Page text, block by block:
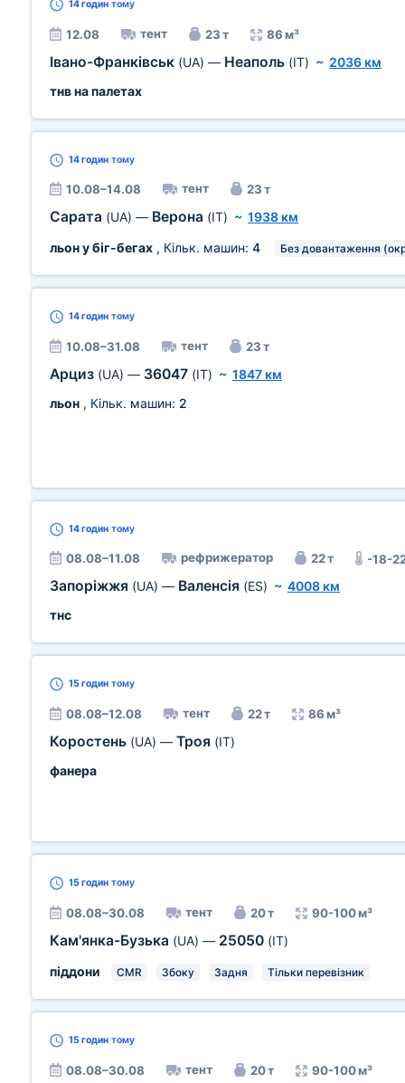
14 годин тому
12.08 тент 23 т 86 м³
Івано-Франківськ (UA) — Неаполь (IT) ~ 2036 км
тнв на палетах
14 годин тому
10.08–14.08 тент 23 т
Сарата (UA) — Верона (IT) ~ 1938 км
льон у біг-бегах , Кільк. машин: 4 Без довантаження
14 годин тому
10.08–31.08 тент 23 т
Арциз (UA) — 36047 (IT) ~ 1847 км
льон , Кільк. машин: 2
14 годин тому
08.08–11.08 рефрижератор 22 т -18-
Запоріжжя (UA) — Валенсія (ES) ~ 4008 км
тнс
15 годин тому
08.08–12.08 тент 22 т 86 м³
Коростень (UA) — Троя (IT)
фанера
15 годин тому
08.08–30.08 тент 20 т 90-100 м³
Кам'янка-Бузька (UA) — 25050 (IT)
піддони
CMR Збоку Задня Тільки перевізник
15 годин тому
08.08–30.08 тент 20 т 90-100 м³